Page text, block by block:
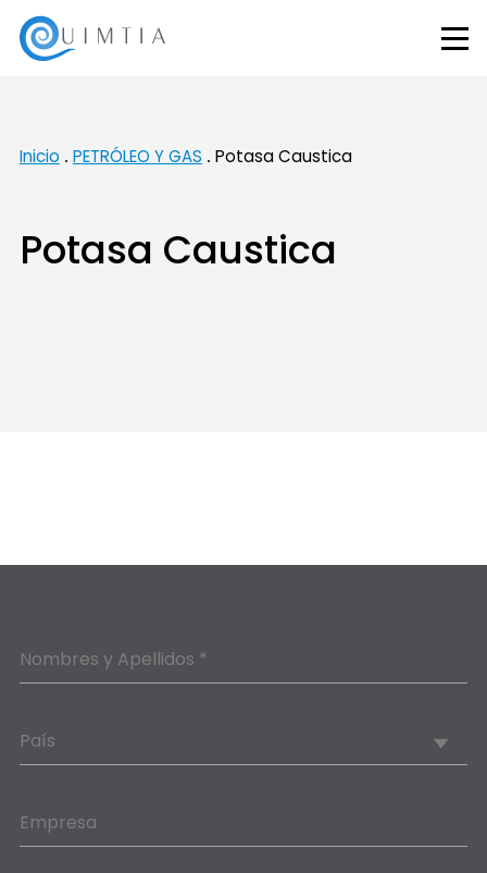
Inicio PETRÓLEO Y GAS Potasa Caustica
Potasa Caustica
Nombres y Apellidos *
País
Empresa